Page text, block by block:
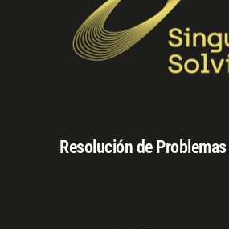
Resolución de